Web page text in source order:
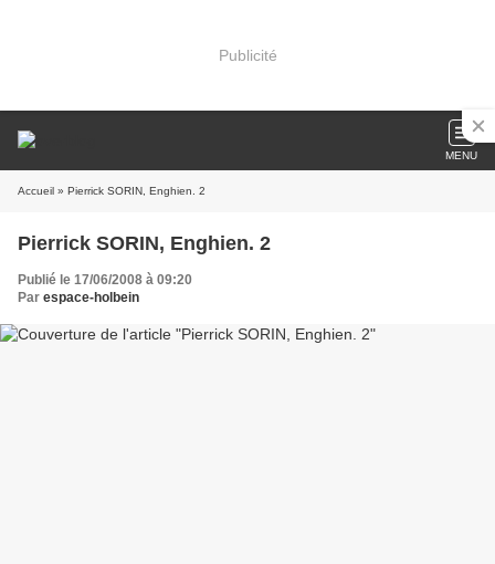
Publicité
MENU
Accueil » Pierrick SORIN, Enghien. 2
Pierrick SORIN, Enghien. 2
Publié le 17/06/2008 à 09:20
Par espace-holbein